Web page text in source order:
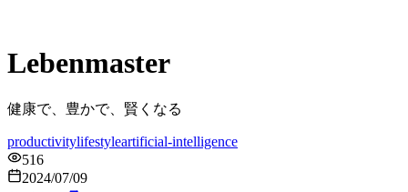
Lebenmaster
健康で、豊かで、賢くなる
productivitylifestyleartificial-intelligence
516
2024/07/09